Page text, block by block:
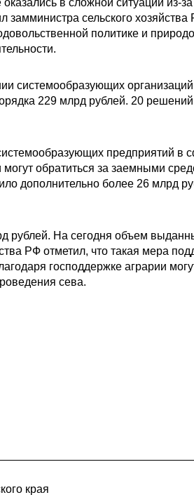
в сложной ситуации из-
замминистра сельского
политике и
системообразующих
229 млрд рублей. 20 решений
предприятий в
обратиться за заемными
дополнительно более 26 млрд
рублей. На сегодня объем
РФ отметил, что такая мера
господдержке аграрии
сева.
края